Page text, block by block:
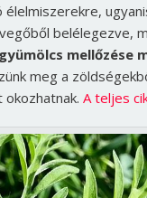
belélegezve,
mellőzése
meg a
A teljes